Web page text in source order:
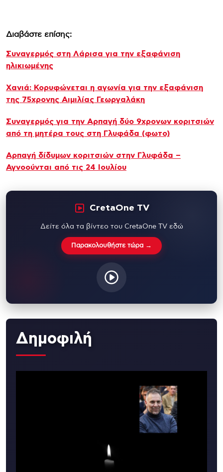
Διαβάστε επίσης:
Συναγερμός στη Λάρισα για την εξαφάνιση
ηλικιωμένης
Xανιά: Κορυφώνεται η αγωνία για την εξαφάνιση
της 75χρονης Αιμιλίας Γεωργαλάκη
Συναγερμός για την Aρπαγή δύο 9χρονων κοριτσιών
από τη μητέρα τους στη Γλυφάδα (φωτο)
Αρπαγή δίδυμων κοριτσιών στην Γλυφάδα –
Αγνοούνται από τις 24 Ιουλίου
CretaOne TV
Δείτε όλα τα βίντεο του CretaOne TV εδώ
Παρακολουθήστε τώρα →
Δημοφιλή